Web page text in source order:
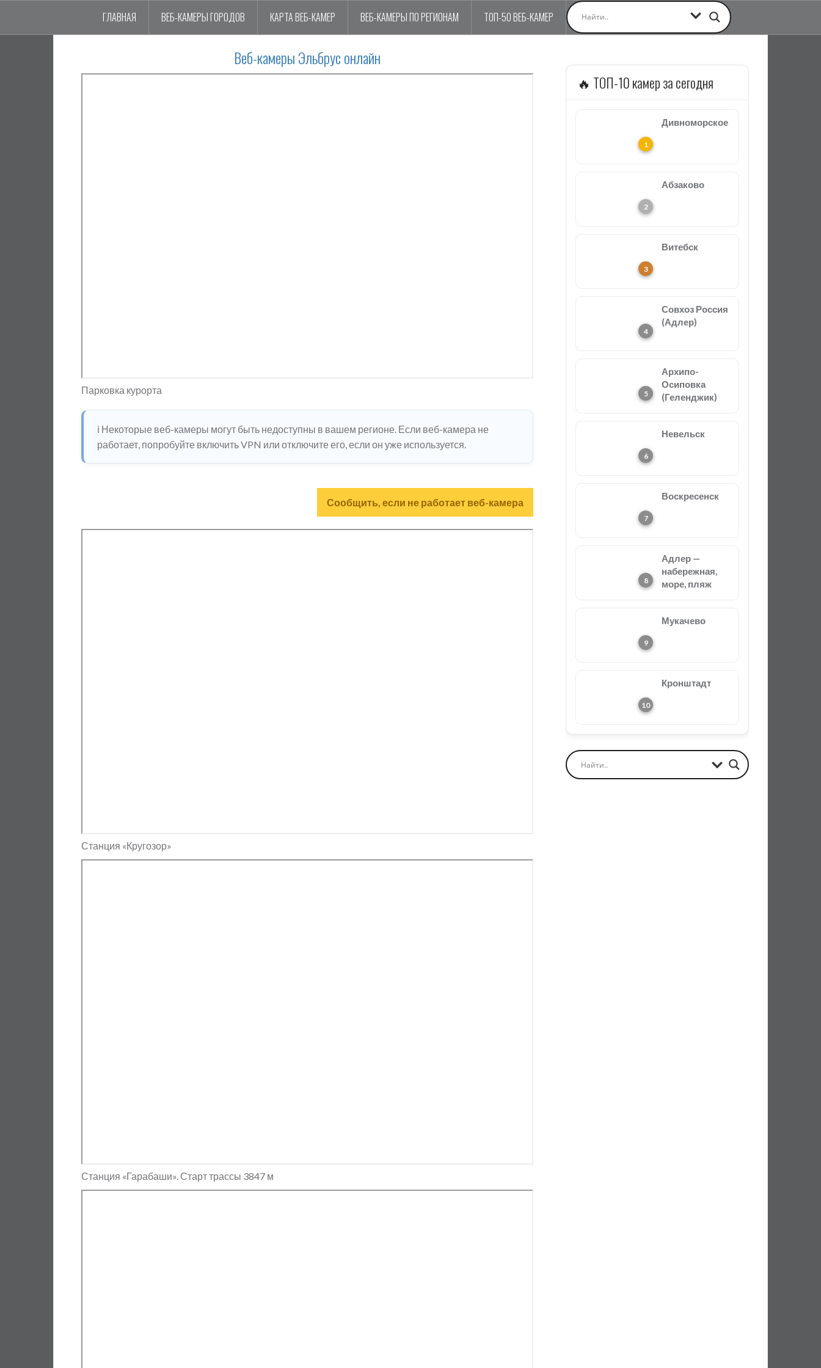
ГЛАВНАЯ ВЕБ-КАМЕРЫ ГОРОДОВ КАРТА ВЕБ-КАМЕР ВЕБ-КАМЕРЫ ПО РЕГИОНАМ ТОП-50 ВЕБ-КАМЕР
Веб-камеры Эльбрус онлайн
Парковка курорта
ℹ️ Некоторые веб-камеры могут быть недоступны в вашем регионе. Если веб-камера не
работает, попробуйте включить VPN или отключите его, если он уже используется.
Сообщить, если не работает веб-камера
Станция «Кругозор»
Станция «Гарабаши». Старт трассы 3847 м
🔥 ТОП-10 камер за сегодня
Дивноморское
Абзаково
Витебск
Совхоз Россия
(Адлер)
Архипо-
Осиповка
(Геленджик)
Невельск
Воскресенск
Адлер —
набережная,
море, пляж
Мукачево
Кронштадт